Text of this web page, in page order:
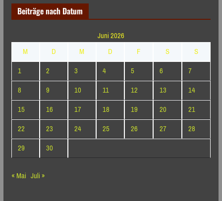
Beiträge nach Datum
Juni 2026
M
D M D F S
S
1
2 3 4 5 6
7
8
9 10 11 12 13
14
15
16 17 18 19 20
21
22
23 24 25 26 27
28
29
30
« Mai Juli »